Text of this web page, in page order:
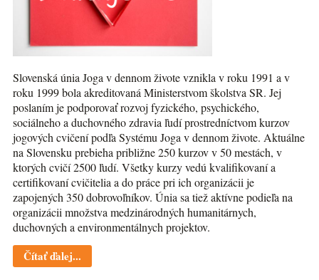
Slovenská únia Joga v dennom živote vznikla v roku 1991 a v
roku 1999 bola akreditovaná Ministerstvom školstva SR. Jej
poslaním je podporovať rozvoj fyzického, psychického,
sociálneho a duchovného zdravia ľudí prostredníctvom kurzov
jogových cvičení podľa Systému Joga v dennom živote. Aktuálne
na Slovensku prebieha približne 250 kurzov v 50 mestách, v
ktorých cvičí 2500 ľudí. Všetky kurzy vedú kvalifikovaní a
certifikovaní cvičitelia a do práce pri ich organizácii je
zapojených 350 dobrovoľníkov. Únia sa tiež aktívne podieľa na
organizácii množstva medzinárodných humanitárnych,
duchovných a environmentálnych projektov.
Čítať ďalej...